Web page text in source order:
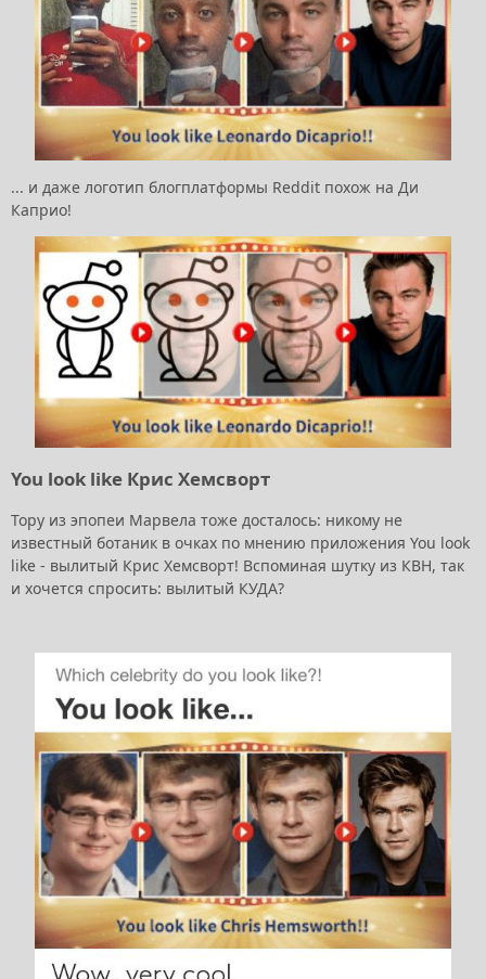
... и даже логотип блогплатформы Reddit похож на Ди
Каприо!
You look like Крис Хемсворт
Тору из эпопеи Марвела тоже досталось: никому не
известный ботаник в очках по мнению приложения You look
like - вылитый Крис Хемсворт! Вспоминая шутку из КВН, так
и хочется спросить: вылитый КУДА?